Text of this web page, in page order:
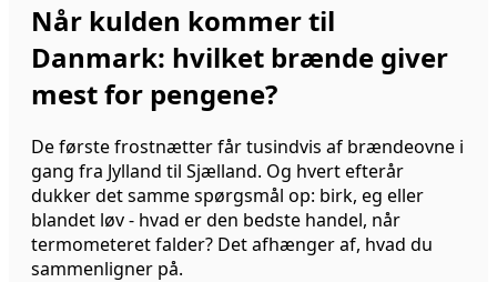
Når kulden kommer til
Danmark: hvilket brænde giver
mest for pengene?
De første frostnætter får tusindvis af brændeovne i
gang fra Jylland til Sjælland. Og hvert efterår
dukker det samme spørgsmål op: birk, eg eller
blandet løv - hvad er den bedste handel, når
termometeret falder? Det afhænger af, hvad du
sammenligner på.